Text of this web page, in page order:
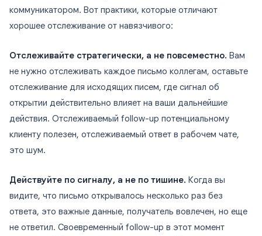
коммуникатором. Вот практики, которые отличают
хорошее отслеживание от навязчивого:
Отслеживайте стратегически, а не повсеместно. Вам
не нужно отслеживать каждое письмо коллегам, оставьте
отслеживание для исходящих писем, где сигнал об
открытии действительно влияет на ваши дальнейшие
действия. Отслеживаемый follow-up потенциальному
клиенту полезен, отслеживаемый ответ в рабочем чате,
это шум.
Действуйте по сигналу, а не по тишине. Когда вы
видите, что письмо открывалось несколько раз без
ответа, это важные данные, получатель вовлечен, но еще
не ответил. Своевременный follow-up в этот момент